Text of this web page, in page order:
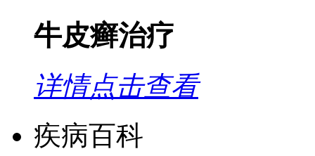
牛皮癣治疗
详情点击查看
疾病百科